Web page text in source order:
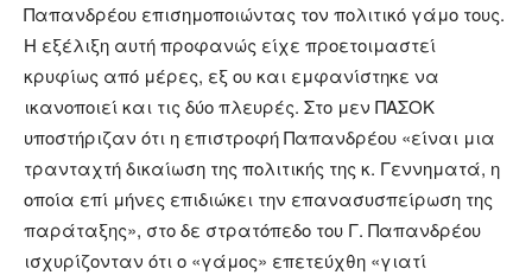
Παπανδρέου επισημοποιώντας τον πολιτικό γάμο τους.
Η εξέλιξη αυτή προφανώς είχε προετοιμαστεί
κρυφίως από μέρες, εξ ου και εμφανίστηκε να
ικανοποιεί και τις δύο πλευρές. Στο μεν ΠΑΣΟΚ
υποστήριζαν ότι η επιστροφή Παπανδρέου «είναι μια
τρανταχτή δικαίωση της πολιτικής της κ. Γεννηματά, η
οποία επί μήνες επιδιώκει την επανασυσπείρωση της
παράταξης», στο δε στρατόπεδο του Γ. Παπανδρέου
ισχυρίζονταν ότι ο «γάμος» επετεύχθη «γιατί